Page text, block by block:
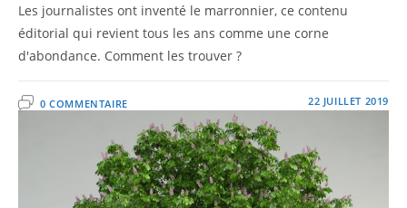
Les journalistes ont inventé le marronnier, ce contenu
éditorial qui revient tous les ans comme une corne
d'abondance. Comment les trouver ?
0 COMMENTAIRE 22 JUILLET 2019